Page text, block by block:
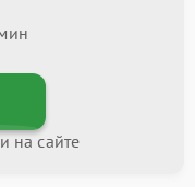
на сайте